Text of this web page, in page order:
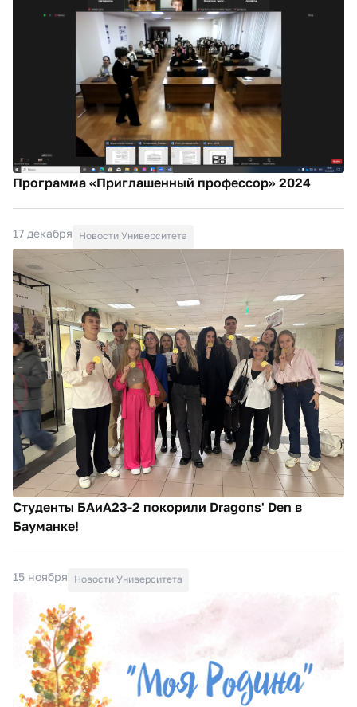
Программа «Приглашенный профессор» 2024
17 декабря Новости Университета
Студенты БАиА23-2 покорили Dragons' Den в
Бауманке!
15 ноября Новости Университета